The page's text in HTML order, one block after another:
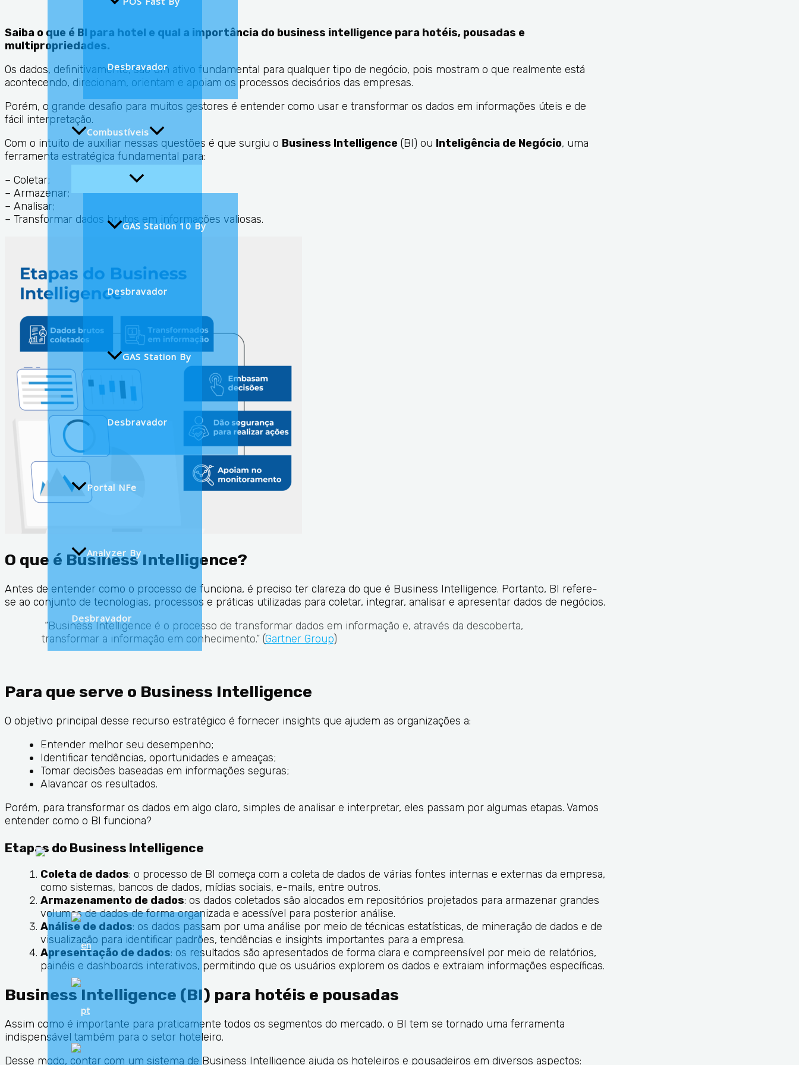
Desbravador
Combustíveis
GAS Station 10 By
Desbravador
GAS Station By
Desbravador
Portal NFe
Analyzer By
Desbravador
Suporte
Finanças
Saiba o que é BI para hotel e qual a importância do business intelligence para hotéis, pousadas e
multipropriedades.
Os dados, definitivamente, são um ativo fundamental para qualquer tipo de negócio, pois mostram o que realmente está
acontecendo, direcionam, orientam e apoiam os processos decisórios das empresas.
Porém, o grande desafio para muitos gestores é entender como usar e transformar os dados em informações úteis e de
fácil interpretação.
Com o intuito de auxiliar nessas questões é que surgiu o Business Intelligence (BI) ou Inteligência de Negócio, uma
ferramenta estratégica fundamental para:
– Coletar;
– Armazenar;
– Analisar;
– Transformar dados brutos em informações valiosas.
O que é Business Intelligence?
Antes de entender como o processo de funciona, é preciso ter clareza do que é Business Intelligence. Portanto, BI refere-
se ao conjunto de tecnologias, processos e práticas utilizadas para coletar, integrar, analisar e apresentar dados de negócios.
“Business Intelligence é o processo de transformar dados em informação e, através da descoberta,
transformar a informação em conhecimento.” (Gartner Group)
Para que serve o Business Intelligence
O objetivo principal desse recurso estratégico é fornecer insights ​​que ajudem as organizações a:
Entender melhor seu desempenho;
Identificar tendências, oportunidades e ameaças;
Tomar decisões baseadas em informações seguras;
Alavancar os resultados.
Porém, para transformar os dados em algo claro, simples de analisar e interpretar, eles passam por algumas etapas. Vamos
entender como o BI funciona?
Etapas do Business Intelligence
Coleta de dados: o processo de BI começa com a coleta de dados de várias fontes internas e externas da empresa,
como sistemas, bancos de dados, mídias sociais, e-mails, entre outros.
Armazenamento de dados: os dados coletados são alocados em repositórios projetados para armazenar grandes
volumes de dados de forma organizada e acessível para posterior análise.
Análise de dados: os dados passam por uma análise por meio de técnicas estatísticas, de mineração de dados e de
visualização para identificar padrões, tendências e insights importantes para a empresa.
Apresentação de dados: os resultados são apresentados de forma clara e compreensível por meio de relatórios,
painéis e dashboards interativos, permitindo que os usuários explorem os dados e extraiam informações específicas.
Business Intelligence (BI) para hotéis e pousadas
Assim como é importante para praticamente todos os segmentos do mercado, o BI tem se tornado uma ferramenta
indispensável também para o setor hoteleiro.
Desse modo, contar com um sistema de Business Intelligence ajuda os hoteleiros e pousadeiros em diversos aspectos: